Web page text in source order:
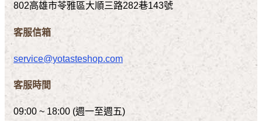
802高雄市苓雅區大順三路282巷143號
客服信箱
service@yotasteshop.com
客服時間
09:00 ~ 18:00 (週一至週五)